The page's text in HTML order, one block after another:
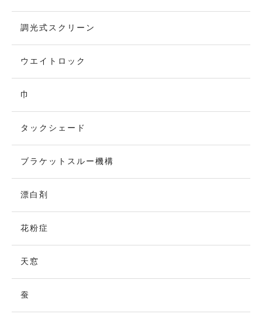
調光式スクリーン
ウエイトロック
巾
タックシェード
ブラケットスルー機構
漂白剤
花粉症
天窓
蚕